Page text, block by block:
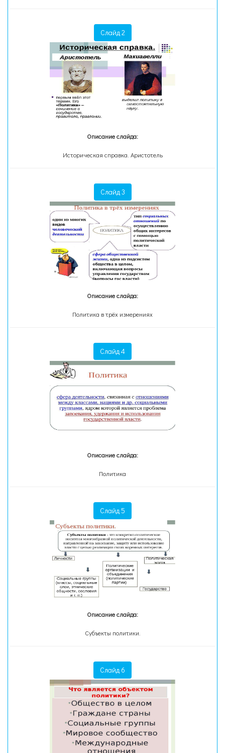
Слайд 2
Описание слайда:
Историческая справка. Аристотель
Слайд 3
Описание слайда:
Политика в трёх измерениях
Слайд 4
Описание слайда:
Политика
Слайд 5
Описание слайда:
Субъекты политики.
Слайд 6